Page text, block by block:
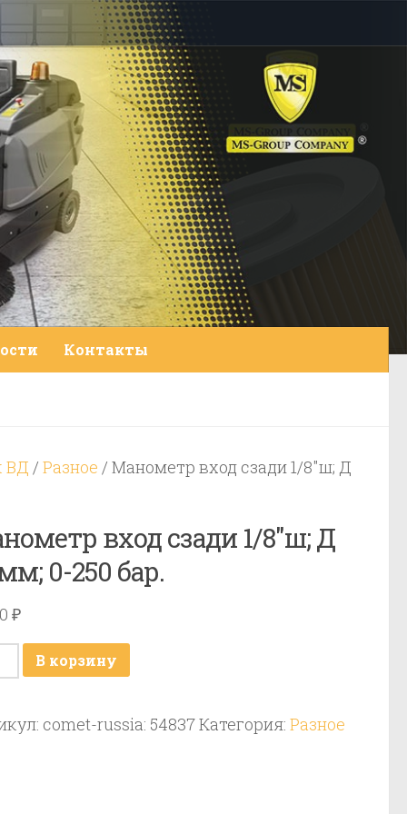
Контакты
ВД / Разное / Манометр вход сзади 1/8″ш; Д
вход сзади 1/8″ш; Д
0-250 бар.
₽
В корзину
comet-russia: 54837Категория:Разное